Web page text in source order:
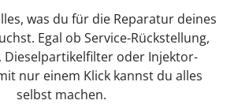
was du für die Reparatur deines
Egal ob Service-Rückstellung,
Dieselpartikelfilter oder Injektor-
nur einem Klick kannst du alles
selbst machen.